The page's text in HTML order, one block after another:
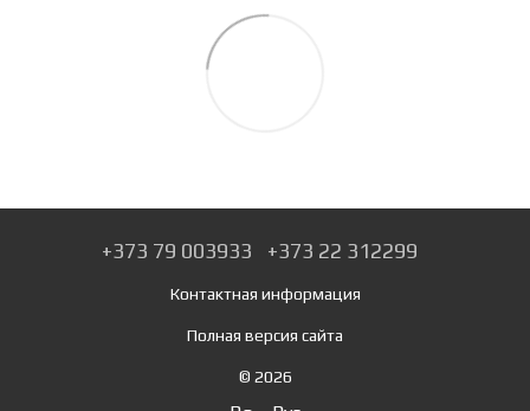
+373 79 003933 +373 22 312299
Контактная информация
Полная версия сайта
© 2026